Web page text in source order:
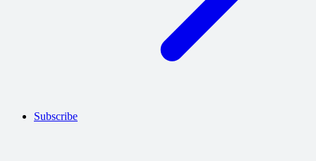
Subscribe